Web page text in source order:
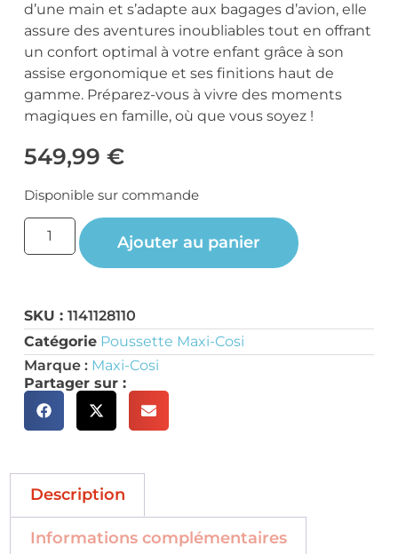
d’une main et s’adapte aux bagages d’avion, elle
assure des aventures inoubliables tout en offrant
un confort optimal à votre enfant grâce à son
assise ergonomique et ses finitions haut de
gamme. Préparez-vous à vivre des moments
magiques en famille, où que vous soyez !
549,99 €
Disponible sur commande
Ajouter au panier
SKU : 1141128110
Catégorie Poussette Maxi-Cosi
Marque : Maxi-Cosi
Partager sur :
Description
Informations complémentaires